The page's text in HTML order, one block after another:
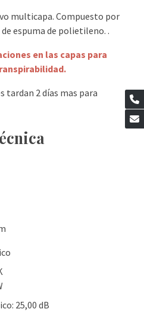
multicapa. Compuesto por
espuma de polietileno. .
en las capas para
tardan 2 días mas para
: 25,00 dB